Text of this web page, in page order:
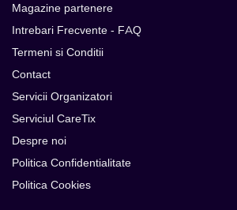
Magazine partenere
Intrebari Frecvente - FAQ
Termeni si Conditii
Contact
Servicii Organizatori
Serviciul CareTix
Despre noi
Politica Confidentialitate
Politica Cookies